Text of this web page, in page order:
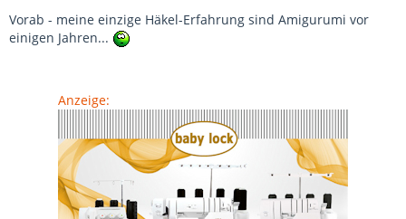
Vorab - meine einzige Häkel-Erfahrung sind Amigurumi vor
einigen Jahren...
Anzeige: